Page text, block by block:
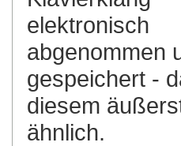
elektronisch
abgenommen
gespeichert -
diesem
ähnlich.